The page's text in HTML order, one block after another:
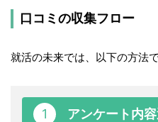
口コミの収集フロー
就活の未来では、以下の方法
1 アンケート内